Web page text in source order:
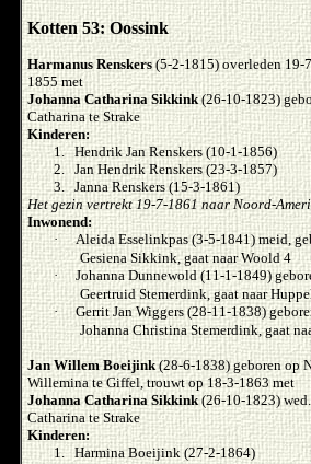
Kotten 53: Oossink
Harmanus Renskers(5-2-1815) overleden 19-
1855 met
Johanna Catharina Sikkink(26-10-1823)
Catharina te Strake
Kinderen:
1. Hendrik Jan Renskers (10-1-1856)
2. Jan Hendrik Renskers (23-3-1857)
3. Janna Renskers (15-3-1861)
Het gezin vertrekt 19-7-1861 naar Noord-
Inwonend:
·
Aleida Esselinkpas (3-5-1841) meid,
Gesiena Sikkink, gaat naar Woold 4
·
Johanna Dunnewold (11-1-1849)
Geertruid Stemerdink, gaat naar
·
Gerrit Jan Wiggers (28-11-1838)
Johanna Christina Stemerdink, gaat
Jan Willem Boeijink(28-6-1838) geboren op
Willemina te Giffel, trouwt op 18-3-1863 met
Johanna Catharina Sikkink (26-10-1823)
Catharina te Strake
Kinderen:
1. Harmina Boeijink (27-2-1864)